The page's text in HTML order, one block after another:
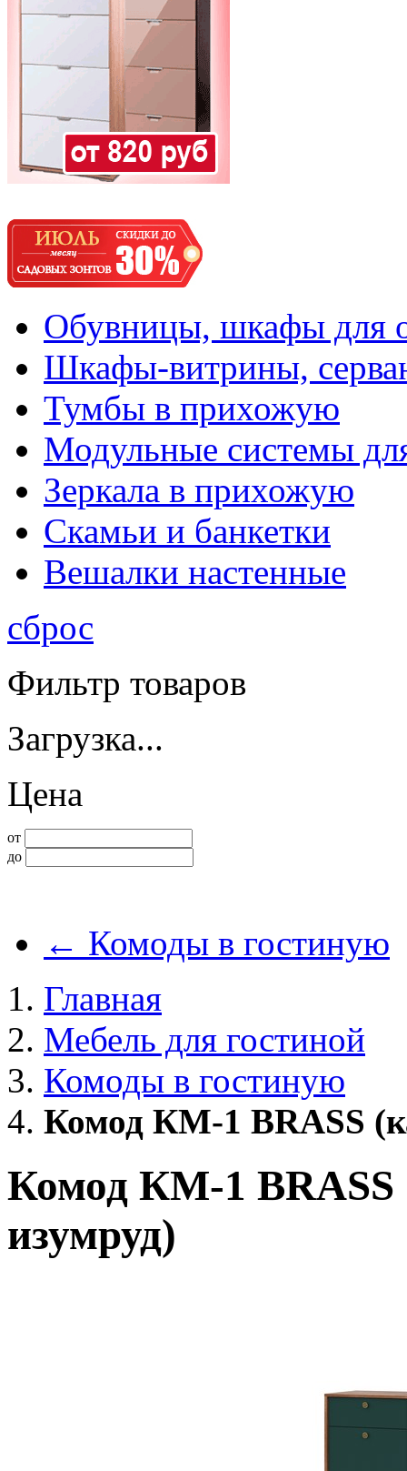
Обувницы, шкафы для
Шкафы-витрины,
Тумбы в прихожую
Модульные системы
Зеркала в прихожую
Скамьи и банкетки
Вешалки настенные
сброс
Фильтр товаров
Загрузка...
Цена
от
до
← Комоды в гостиную
Главная
Мебель для гостиной
Комоды в гостиную
Комод КМ-1 BRASS
Комод КМ-1 BRASS
изумруд)